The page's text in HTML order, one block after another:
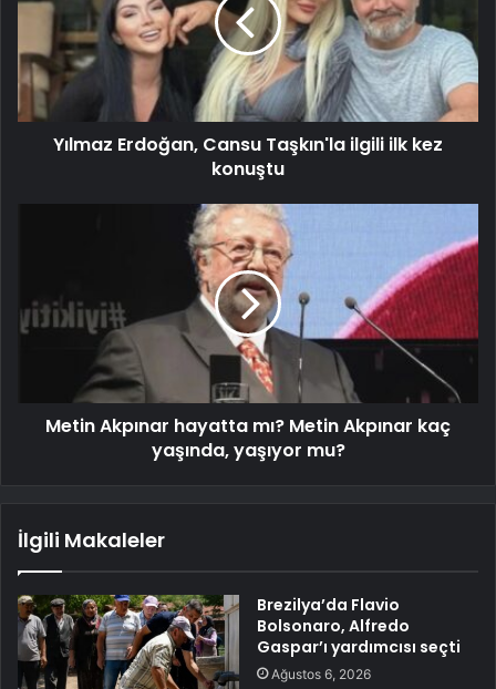
Yılmaz Erdoğan, Cansu Taşkın'la ilgili ilk kez
konuştu
Metin Akpınar hayatta mı? Metin Akpınar kaç
yaşında, yaşıyor mu?
İlgili Makaleler
Brezilya’da Flavio
Bolsonaro, Alfredo
Gaspar’ı yardımcısı seçti
Ağustos 6, 2026